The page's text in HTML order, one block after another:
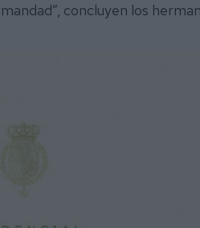
concluyen los